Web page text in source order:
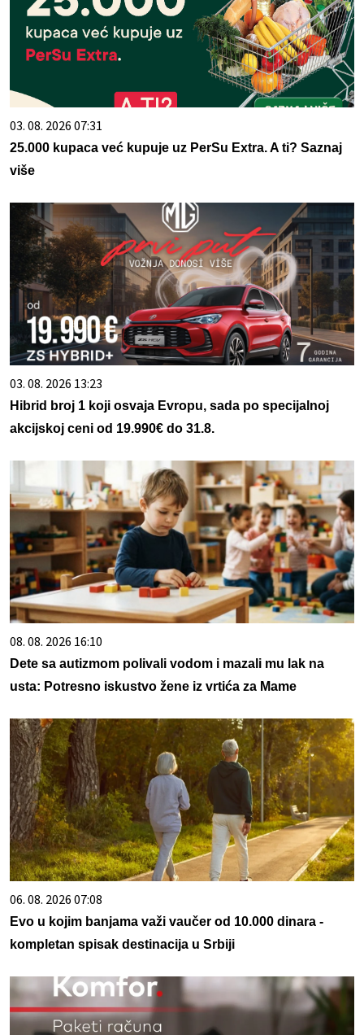
03. 08. 2026 07:31
25.000 kupaca već kupuje uz PerSu Extra. A ti? Saznaj
više
03. 08. 2026 13:23
Hibrid broj 1 koji osvaja Evropu, sada po specijalnoj
akcijskoj ceni od 19.990€ do 31.8.
08. 08. 2026 16:10
Dete sa autizmom polivali vodom i mazali mu lak na
usta: Potresno iskustvo žene iz vrtića za Mame
06. 08. 2026 07:08
Evo u kojim banjama važi vaučer od 10.000 dinara -
kompletan spisak destinacija u Srbiji